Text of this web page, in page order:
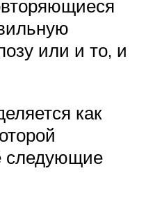
или и то, и
как
следующие